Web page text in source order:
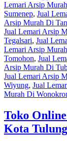
Lemari Arsip
Sumenep, Jual
Arsip Murah Di
Jual Lemari Arsip
Tegalsari, Jual
Lemari Arsip
Tomohon, Jual
Arsip Murah Di
Jual Lemari Arsip
Wiyung, Jual
Murah Di
Toko
Kota